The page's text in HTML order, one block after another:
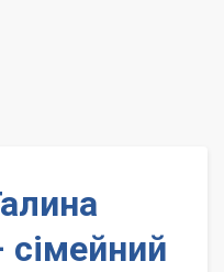
сімейний